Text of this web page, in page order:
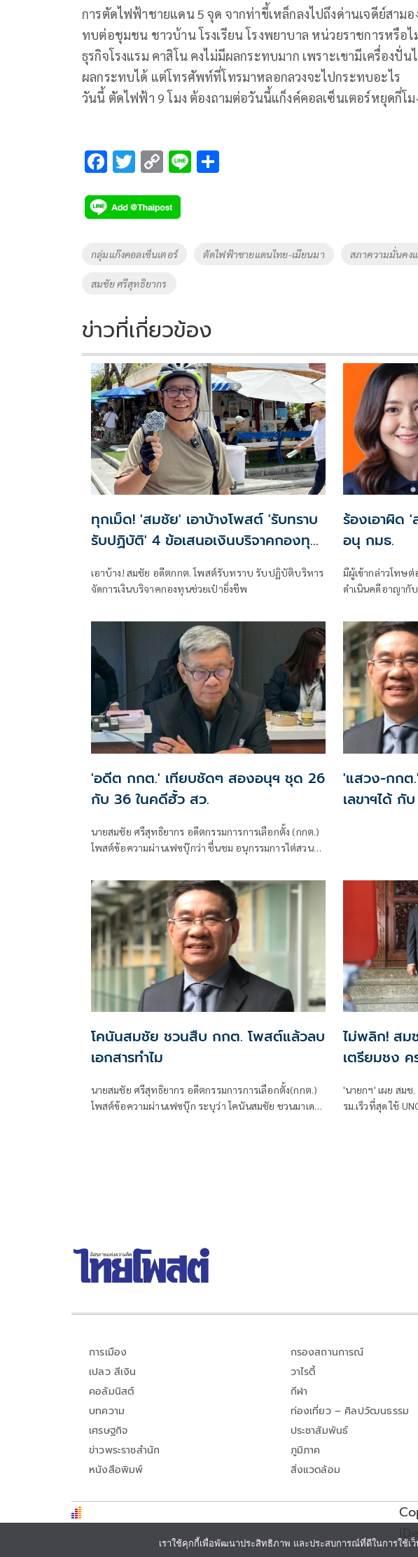
การตัดไฟฟ้าชายแดน 5 จุด จากท่าขี้เหล็กลงไปถึงด่านเจดีย์สามอ
ทบต่อชุมชน ชาวบ้าน โรงเรียน โรงพยาบาล หน่วยราชการหรือไ
ธุรกิจโรงแรม คาสิโน คงไม่มีผลกระทบมาก เพราะเขามีเครื่องปั่
ผลกระทบได้ แต่โทรศัพท์ที่โทรมาหลอกลวงจะไปกระทบอะไร
วันนี้ ตัดไฟฟ้า 9 โมง ต้องถามต่อวันนี้แก็งค์คอลเซ็นเตอร์หยุดกี่โม
F
e
b
o
o
k
T
tt
er
C
p
y
Li
k
Li
Tags
กลุ่มแก๊งคอลเซ็นเตอร์ ตัดไฟฟ้าชายแดนไทย-เมียนมา สภาความมั่นคง
สมชัย ศรีสุทธิยากร
ข่าวที่เกี่ยวข้อง
ทุกเม็ด! 'สมชัย' เอาบ้างโพสต์ 'รับทราบ
รับปฏิบัติ' 4 ข้อเสนอเงินบริจาคกองทุน
เอาบ้าง! สมชัย อดีตกกต. โพสต์รับทราบ รับปฏิบัติบริหาร
จัดการเงินบริจาคกองทุนช่วยเป๋ายิ่งชีพ
ร้องเอาผิด
อนุ กมธ.
มีผู้เข้ากล่าวโทษ
ดำเนินคดีอาญากั
กฎหมายและมาต
'อดีต กกต.' เทียบชัดๆ สองอนุฯ ชุด 26
กับ 36 ในคดีฮั้ว สว.
นายสมชัย ศรีสุทธิยากร อดีตกรรมการการเลือกตั้ง (กกต.)
โพสต์ข้อความผ่านเฟซบุ๊กว่า ชื่นชม อนุกรรมการไต่สวน
ที่ 36 ของ กกต.
'แสวง-กกต
เลขาฯได้ กั
โคนันสมชัย ชวนสืบ กกต. โพสต์แล้วลบ
เอกสารทำไม
นายสมชัย ศรีสุทธิยากร อดีตกรรมการการเลือกตั้ง(กกต.)
โพสต์ข้อความผ่านเฟซบุ๊ก ระบุว่า โคนันสมชัย ชวนมาเดา
ไม่พลิก! สมช
เตรียมชง ค
'นายกฯ' เผย สมช
รม.เร็วที่สุด ใช้
การเมือง
เปลว สีเงิน
คอลัมนิสต์
บทความ
เศรษฐกิจ
ข่าวพระราชสำนัก
หนังสือพิมพ์
กรองสถานการณ์
วาไรตี้
กีฬา
ท่องเที่ยว – ศิลปวัฒนธรรม
ประชาสัมพันธ์
ภูมิภาค
สิ่งแวดล้อม
เราใช้คุกกี้เพื่อพัฒนาประสิทธิภาพ และประสบการณ์ที่ดีในการใช้